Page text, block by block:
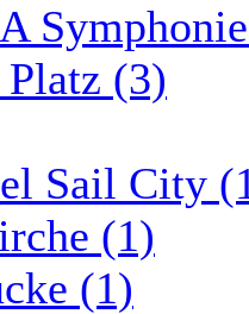
(3)
Sail City
(1)
(1)